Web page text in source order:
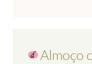
Almoço